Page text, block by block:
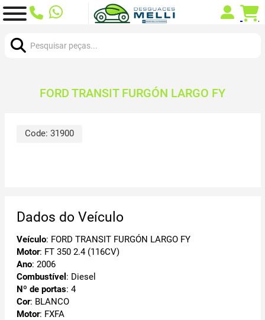
FORD TRANSIT FURGÓN LARGO FY
Code: 31900
Dados do Veículo
Veículo: FORD TRANSIT FURGÓN LARGO FY
Motor: FT 350 2.4 (116CV)
Ano: 2006
Combustível : Diesel
Nº de portas: 4
Cor: BLANCO
Motor: FXFA